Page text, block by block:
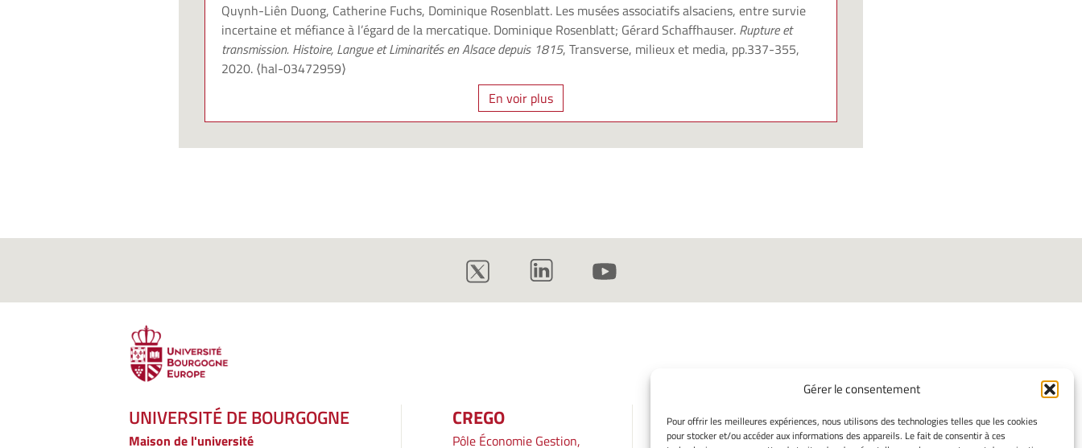
Gérer le consentement
Pour offrir les meilleures expériences, nous utilisons des technologies telles que les cookies
pour stocker et/ou accéder aux informations des appareils. Le fait de consentir à ces
Quynh-Liên Duong, Catherine Fuchs, Dominique Rosenblatt. Les musées associatifs alsaciens, entre survie
incertaine et méfiance à l’égard de la mercatique. Dominique Rosenblatt; Gérard Schaffhauser. Rupture et
transmission. Histoire, Langue et Liminarités en Alsace depuis 1815, Transverse, milieux et media, pp.337-355,
2020. ⟨hal-03472959⟩
En voir plus
UNIVERSITÉ DE BOURGOGNE
Maison de l'université
CREGO
Pôle Économie Gestion,
INFORMATIONS LÉGALES
Mentions légales